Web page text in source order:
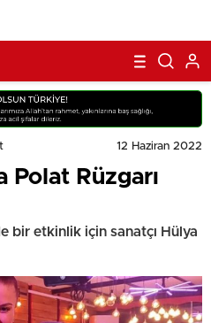
12 Haziran 2022
Polat Rüzgarı
bir etkinlik için sanatçı Hülya